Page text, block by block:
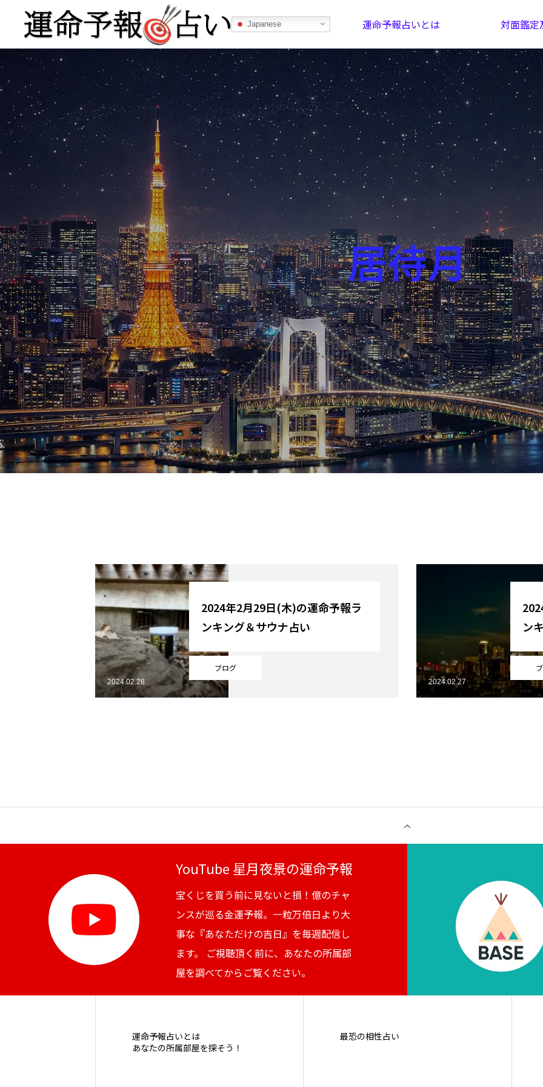
Japanese 運命予報占いとは 対面鑑定
運命予報占い
運命予報占いとは あなたの所属部屋を探そう！ 最恐の相性占い
記事カテゴリー
ブログ お知らせ 芸能界
スポーツ 競馬 社会
テニス四大大会・五輪
テニス四大大会・五輪
YouTube
Online Store
居待月
ブログ
2024年2月29日(木)の運命予報ラ
ンキング＆サウナ占い
2024.02.28
ン
2024.02.27
YouTube 星月夜景の運命予報
宝くじを買う前に見ないと損！億のチャ
ンスが巡る金運予報。一粒万倍日より大
事な『あなただけの吉日』を毎週配信し
ます。 ご視聴頂く前に、あなたの所属部
屋を調べてからご覧ください。
運命予報占いとは
あなたの所属部屋を探そう！
最恐の相性占い